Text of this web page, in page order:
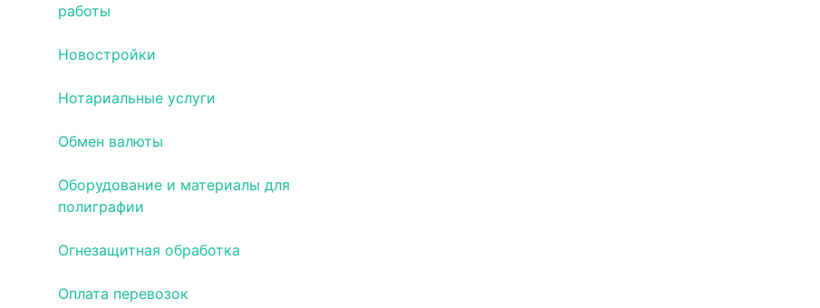
работы
Новостройки
Нотариальные услуги
Обмен валюты
Оборудование и материалы для
полиграфии
Огнезащитная обработка
Оплата перевозок